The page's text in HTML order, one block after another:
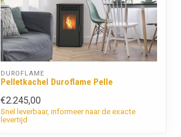
DUROFLAME
Pelletkachel Duroflame Pelle
€2.245,00
Snel leverbaar, informeer naar de exacte
levertijd